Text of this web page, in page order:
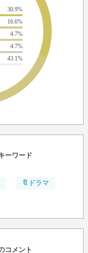
30.9%
16.6%
4.7%
4.7%
43.1%
ーワード
🔖ドラマ
コメント